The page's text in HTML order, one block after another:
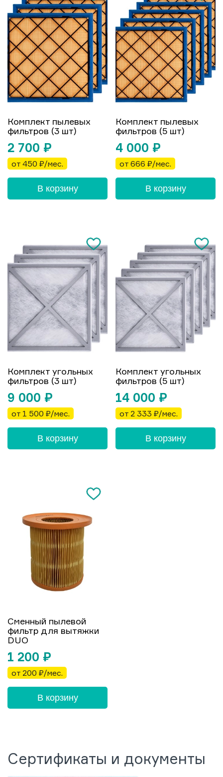
Комплект пылевых
фильтров (3 шт)
2 700 ₽
от 450 ₽/мес.
В корзину
Комплект пылевых
фильтров (5 шт)
4 000 ₽
от 666 ₽/мес.
В корзину
Комплект угольных
фильтров (3 шт)
9 000 ₽
от 1 500 ₽/мес.
В корзину
Комплект угольных
фильтров (5 шт)
14 000 ₽
от 2 333 ₽/мес.
В корзину
Сменный пылевой
фильтр для вытяжки
DUO
1 200 ₽
от 200 ₽/мес.
В корзину
Сертификаты и документы